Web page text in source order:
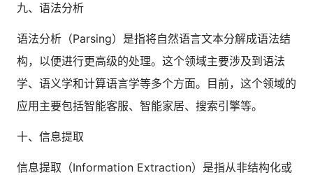
九、语法分析
语法分析（Parsing）是指将自然语言文本分解成语法结
构，以便进行更高级的处理。这个领域主要涉及到语法
学、语义学和计算语言学等多个方面。目前，这个领域的
应用主要包括智能客服、智能家居、搜索引擎等。
十、信息提取
信息提取（Information Extraction）是指从非结构化或